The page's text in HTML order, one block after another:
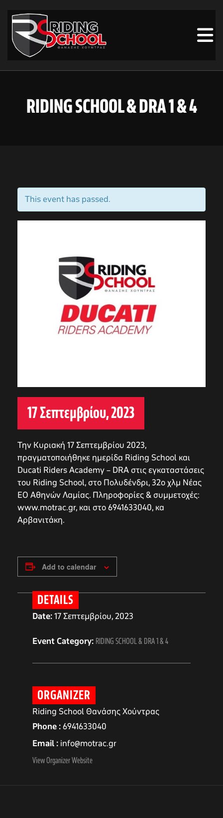
RIDING SCHOOL & DRA 1 & 4
This event has passed.
17 Σεπτεμβρίου, 2023
Την Κυριακή 17 Σεπτεμβρίου 2023,
πραγματοποιήθηκε ημερίδα Riding School και
Ducati Riders Academy – DRA στις εγκαταστάσεις
του Riding School, στο Πολυδένδρι, 32ο χλμ Νέας
ΕΟ Αθηνών Λαμίας. Πληροφορίες & συμμετοχές:
www.motrac.gr, και στο 6941633040, κα
Αρβανιτάκη.
Add to calendar
DETAILS
Date:17 Σεπτεμβρίου, 2023
Event Category: RIDING SCHOOL & DRA 1 & 4
ORGANIZER
Riding School Θανάσης Χούντρας
Phone 6941633040
Email info@motrac.gr
View Organizer Website